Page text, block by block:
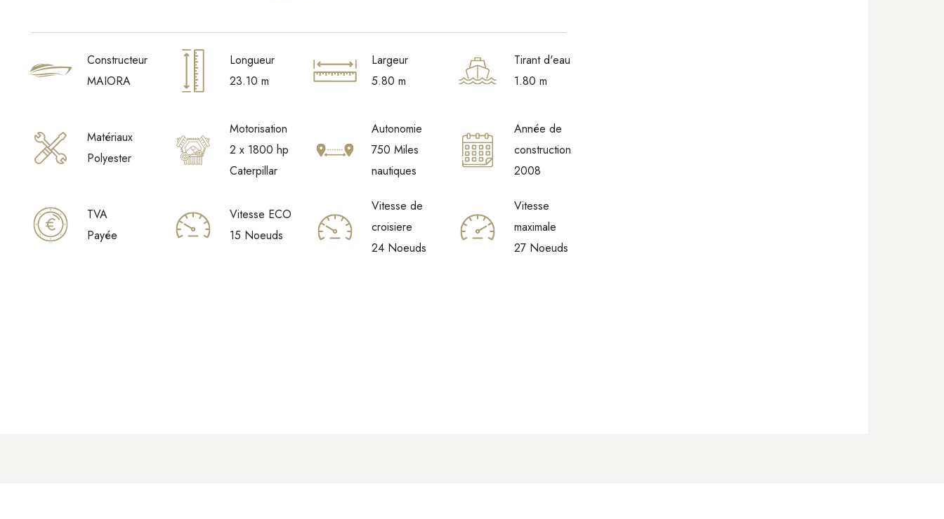
Constructeur
MAIORA
Longueur
23.10 m
Largeur
5.80 m
Tirant d'eau
1.80 m
Matériaux
Polyester
Motorisation
2 x 1800 hp
Caterpillar
Autonomie
750 Miles
nautiques
Année de
construction
2008
TVA
Payée
Vitesse ECO
15 Noeuds
Vitesse de
croisiere
24 Noeuds
Vitesse
maximale
27 Noeuds